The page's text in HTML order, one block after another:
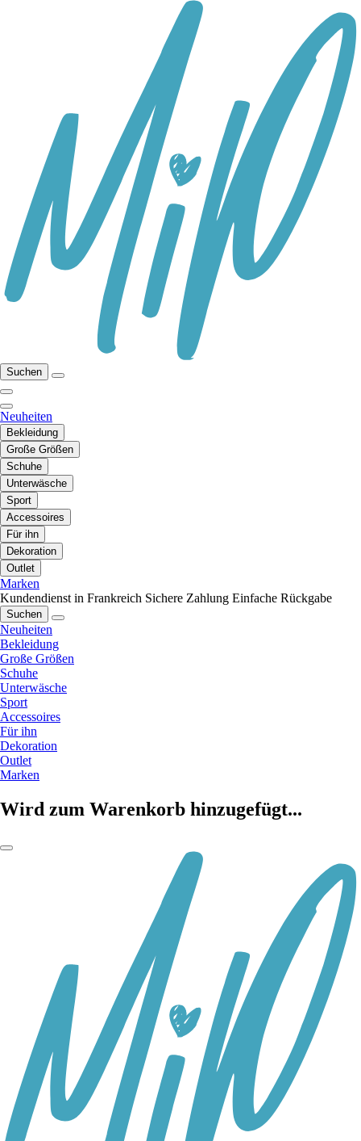
Suchen
Neuheiten
Bekleidung
Große Größen
Schuhe
Unterwäsche
Sport
Accessoires
Für ihn
Dekoration
Outlet
Marken
Kundendienst in Frankreich Sichere Zahlung Einfache Rückgabe
Suchen
Neuheiten
Bekleidung
Große Größen
Schuhe
Unterwäsche
Sport
Accessoires
Für ihn
Dekoration
Outlet
Marken
Wird zum Warenkorb hinzugefügt...